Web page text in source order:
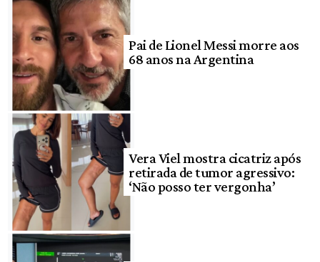
Pai de Lionel Messi morre aos
68 anos na Argentina
Vera Viel mostra cicatriz após
retirada de tumor agressivo:
‘Não posso ter vergonha’